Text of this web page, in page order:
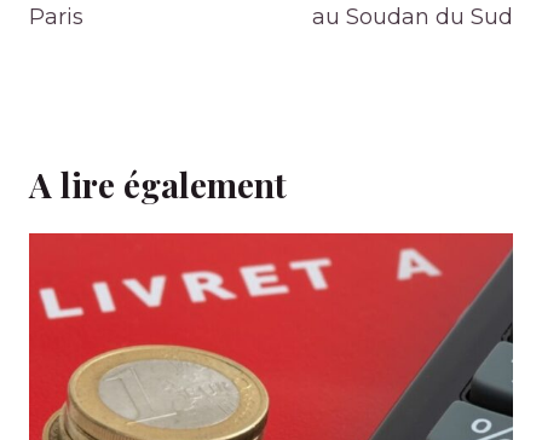
Paris
au Soudan du Sud
A lire également